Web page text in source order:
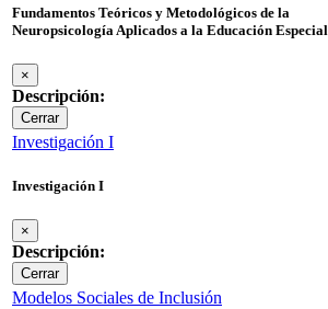
Fundamentos Teóricos y Metodológicos de la
Neuropsicología Aplicados a la Educación Especial
×
Descripción:
Cerrar
Investigación I
Investigación I
×
Descripción:
Cerrar
Modelos Sociales de Inclusión